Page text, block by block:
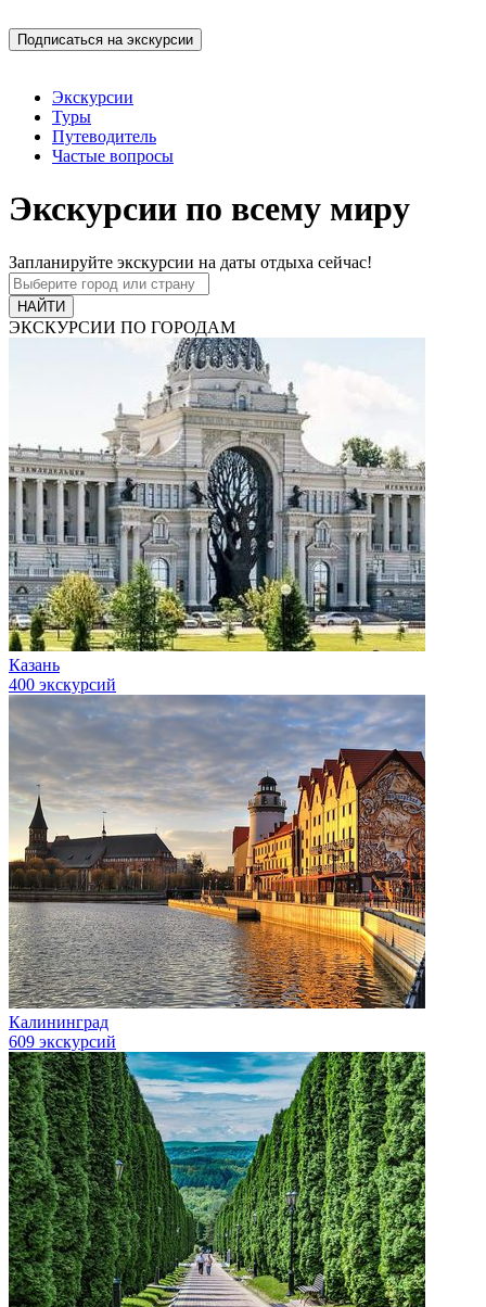
Экскурсии
Туры
Путеводитель
Частые вопросы
Экскурсии по всему миру
Запланируйте экскурсии на даты отдыха сейчас!
ЭКСКУРСИИ ПО ГОРОДАМ
Казань
400 экскурсий
Калининград
609 экскурсий